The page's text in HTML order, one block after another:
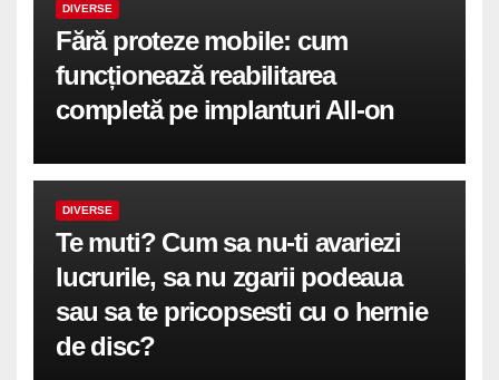
DIVERSE
Fără proteze mobile: cum
funcționează reabilitarea
completă pe implanturi All-on
DIVERSE
Te muti? Cum sa nu-ti avariezi
lucrurile, sa nu zgarii podeaua
sau sa te pricopsesti cu o hernie
de disc?